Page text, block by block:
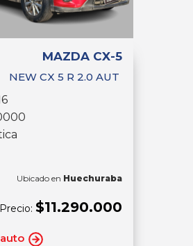
MAZDA CX-5
NEW CX 5 R 2.0 AUT
Ubicado en Huechuraba
Precio: $11.290.000